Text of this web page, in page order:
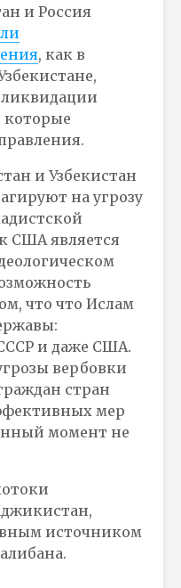
и Россия
, как в
которые
и Узбекистан
на угрозу
США является
что что Ислам
и даже США.
вербовки
стран
мер
момент не
источником